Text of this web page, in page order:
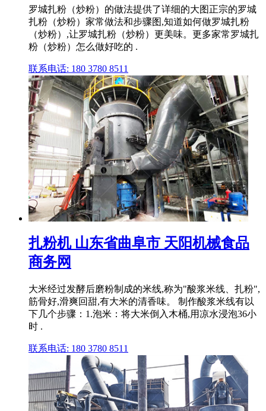
罗城扎粉（炒粉）的做法提供了详细的大图正宗的罗城
扎粉（炒粉）家常做法和步骤图,知道如何做罗城扎粉
（炒粉）,让罗城扎粉（炒粉）更美味。更多家常罗城扎
粉（炒粉）怎么做好吃的 .
联系电话: 180 3780 8511
扎粉机 山东省曲阜市 天阳机械食品
商务网
大米经过发酵后磨粉制成的米线,称为"酸浆米线、扎粉",
筋骨好,滑爽回甜,有大米的清香味。 制作酸浆米线有以
下几个步骤：1.泡米：将大米倒入木桶,用凉水浸泡36小
时 .
联系电话: 180 3780 8511